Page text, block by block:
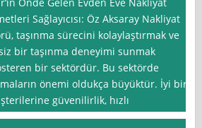
Sağlayıcısı: Öz Aksaray Nakliyat
taşınma sürecini kolaylaştırmak ve
bir taşınma deneyimi sunmak
bir sektördür. Bu sektörde
önemi oldukça büyüktür. İyi bir
güvenilirlik, hızlı